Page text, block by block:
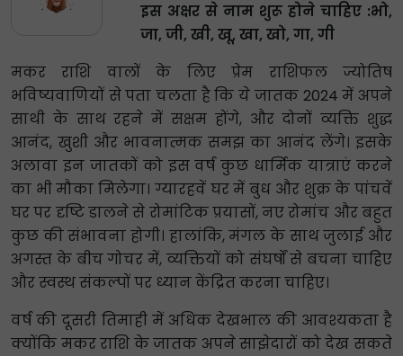
इस अक्षर से नाम शुरू होने चाहिए :भो,
जा, जी, खी, खू, खा, खो, गा, गी
मकर राशि वालों के लिए प्रेम राशिफल ज्योतिष
भविष्यवाणियों से पता चलता है कि ये जातक 2024 में अपने
साथी के साथ रहने में सक्षम होंगे, और दोनों व्यक्ति शुद्ध
आनंद, खुशी और भावनात्मक समझ का आनंद लेंगे। इसके
अलावा इन जातकों को इस वर्ष कुछ धार्मिक यात्राएं करने
का भी मौका मिलेगा। ग्यारहवें घर में बुध और शुक्र के पांचवें
घर पर दृष्टि डालने से रोमांटिक प्रयासों, नए रोमांच और बहुत
कुछ की संभावना होगी। हालांकि, मंगल के साथ जुलाई और
अगस्त के बीच गोचर में, व्यक्तियों को संघर्षों से बचना चाहिए
और स्वस्थ संकल्पों पर ध्यान केंद्रित करना चाहिए।
वर्ष की दूसरी तिमाही में अधिक देखभाल की आवश्यकता है
क्योंकि मकर राशि के जातक अपने साझेदारों को देख सकते